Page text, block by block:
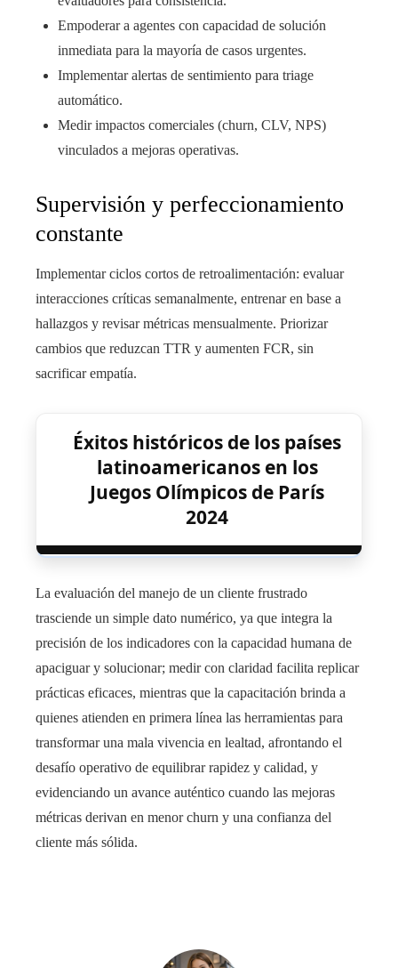
Empoderar a agentes con capacidad de solución
inmediata para la mayoría de casos urgentes.
Implementar alertas de sentimiento para triage
automático.
Medir impactos comerciales (churn, CLV, NPS)
vinculados a mejoras operativas.
Supervisión y perfeccionamiento
constante
Implementar ciclos cortos de retroalimentación: evaluar
interacciones críticas semanalmente, entrenar en base a
hallazgos y revisar métricas mensualmente. Priorizar
cambios que reduzcan TTR y aumenten FCR, sin
sacrificar empatía.
Éxitos históricos de los países
latinoamericanos en los
Juegos Olímpicos de París
2024
La evaluación del manejo de un cliente frustrado
trasciende un simple dato numérico, ya que integra la
precisión de los indicadores con la capacidad humana de
apaciguar y solucionar; medir con claridad facilita replicar
prácticas eficaces, mientras que la capacitación brinda a
quienes atienden en primera línea las herramientas para
transformar una mala vivencia en lealtad, afrontando el
desafío operativo de equilibrar rapidez y calidad, y
evidenciando un avance auténtico cuando las mejoras
métricas derivan en menor churn y una confianza del
cliente más sólida.